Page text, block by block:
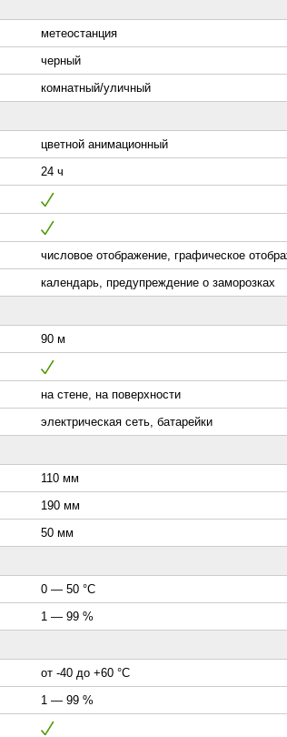
метеостанция
черный
комнатный/уличный
цветной анимационный
24 ч
числовое отображение, графическое
календарь, предупреждение о заморозках
90 м
на стене, на поверхности
электрическая сеть, батарейки
110 мм
190 мм
50 мм
0 — 50 °С
1 — 99 %
от -40 до +60 °С
1 — 99 %